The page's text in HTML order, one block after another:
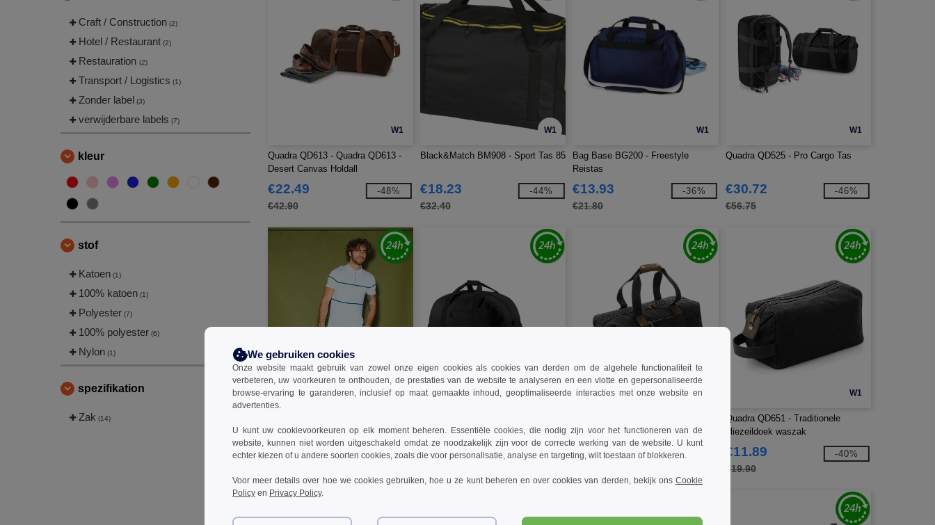
Craft / Construction (2)
Hotel / Restaurant (2)
Restauration (2)
Transport / Logistics (1)
Zonder label (3)
verwijderbare labels (7)
kleur
stof
Katoen (1)
100% katoen (1)
Polyester (7)
100% polyester (6)
Nylon (1)
spezifikation
Zak (14)
W1
Quadra QD613 - Quadra QD613 -
Desert Canvas Holdall
€22.49
€42.90
-48%
W1
Black&Match BM908 - Sport Tas 85
€18.23
€32.40
-44%
W1
Bag Base BG200 - Freestyle
Reistas
€13.93
€21.80
-36%
W1
Quadra QD525 - Pro Cargo Tas
€30.72
€56.75
-46%
W1
Reistas
€15.62 -39%
W1
Wieltjes
€40.56 -44%
W1
'oilcloth' 'tote bag'
€36.75 -45%
W1
Quadra QD651 - Traditionele
oliezeildoek waszak
€11.89
€19.90
-40%
We gebruiken cookies
Onze website maakt gebruik van zowel onze eigen cookies als cookies van derden om de algehele functionaliteit te
verbeteren, uw voorkeuren te onthouden, de prestaties van de website te analyseren en een vlotte en gepersonaliseerde
browse-ervaring te garanderen, inclusief op maat gemaakte inhoud, geoptimaliseerde interacties met onze website en
advertenties.
U kunt uw cookievoorkeuren op elk moment beheren. Essentiële cookies, die nodig zijn voor het functioneren van de
website, kunnen niet worden uitgeschakeld omdat ze noodzakelijk zijn voor de correcte werking van de website. U kunt
echter kiezen of u andere soorten cookies, zoals die voor personalisatie, analyse en targeting, wilt toestaan of blokkeren.
Voor meer details over hoe we cookies gebruiken, hoe u ze kunt beheren en over cookies van derden, bekijk ons Cookie
Policy en Privacy Policy.